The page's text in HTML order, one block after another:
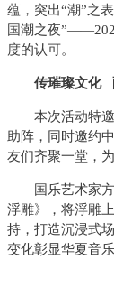
蕴，突出“潮”之
国潮之夜
度的认可。
传璀璨文化
本次活动特
助阵，同时邀约
友们齐聚一堂，
国乐艺术家
浮雕》，将浮雕
持，打造沉浸式
变化彰显华夏音